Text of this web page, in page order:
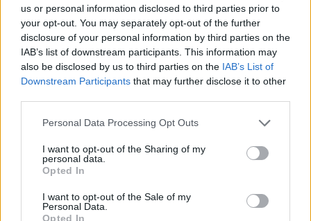
us or personal information disclosed to third parties prior to
your opt-out. You may separately opt-out of the further
disclosure of your personal information by third parties on the
IAB’s list of downstream participants. This information may
also be disclosed by us to third parties on the IAB’s List of
Downstream Participants that may further disclose it to other
Personal Data Processing Opt Outs
I want to opt-out of the Sharing of my
personal data.
Opted In
I want to opt-out of the Sale of my
Personal Data.
Opted In
pomnenka65
před 11 lety
pomnenka65